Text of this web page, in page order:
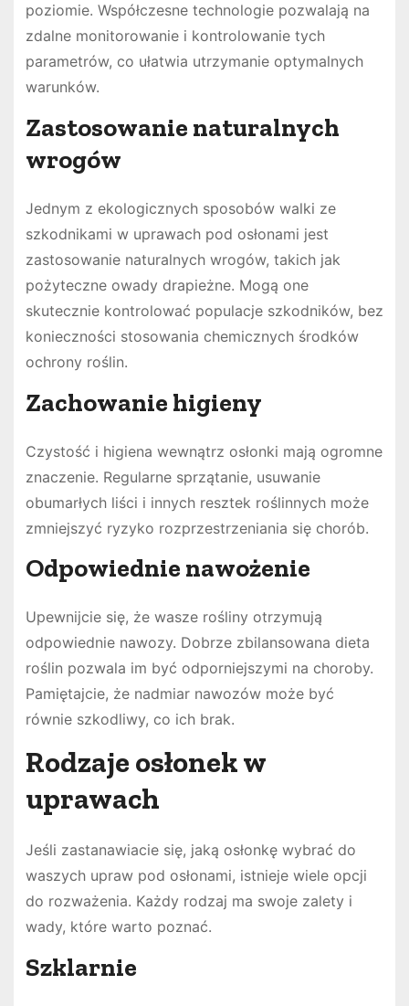
poziomie. Współczesne technologie pozwalają na
zdalne monitorowanie i kontrolowanie tych
parametrów, co ułatwia utrzymanie optymalnych
warunków.
Zastosowanie naturalnych
wrogów
Jednym z ekologicznych sposobów walki ze
szkodnikami w uprawach pod osłonami jest
zastosowanie naturalnych wrogów, takich jak
pożyteczne owady drapieżne. Mogą one
skutecznie kontrolować populacje szkodników, bez
konieczności stosowania chemicznych środków
ochrony roślin.
Zachowanie higieny
Czystość i higiena wewnątrz osłonki mają ogromne
znaczenie. Regularne sprzątanie, usuwanie
obumarłych liści i innych resztek roślinnych może
zmniejszyć ryzyko rozprzestrzeniania się chorób.
Odpowiednie nawożenie
Upewnijcie się, że wasze rośliny otrzymują
odpowiednie nawozy. Dobrze zbilansowana dieta
roślin pozwala im być odporniejszymi na choroby.
Pamiętajcie, że nadmiar nawozów może być
równie szkodliwy, co ich brak.
Rodzaje osłonek w
uprawach
Jeśli zastanawiacie się, jaką osłonkę wybrać do
waszych upraw pod osłonami, istnieje wiele opcji
do rozważenia. Każdy rodzaj ma swoje zalety i
wady, które warto poznać.
Szklarnie